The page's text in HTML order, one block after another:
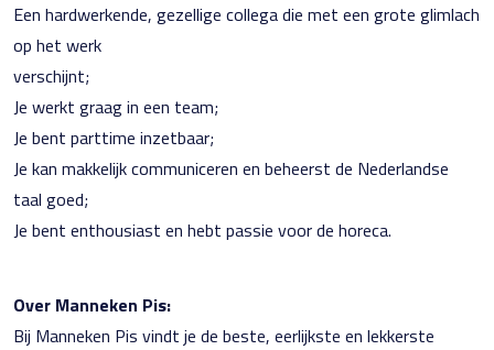
Een hardwerkende, gezellige collega die met een grote glimlach
op het werk
verschijnt;
Je werkt graag in een team;
Je bent parttime inzetbaar;
Je kan makkelijk communiceren en beheerst de Nederlandse
taal goed;
Je bent enthousiast en hebt passie voor de horeca.
Over Manneken Pis:
Bij Manneken Pis vindt je de beste, eerlijkste en lekkerste